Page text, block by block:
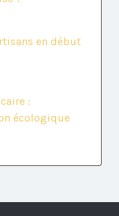
en début
:
écologique